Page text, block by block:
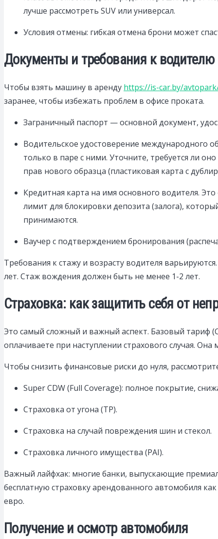
лучше рассмотреть SUV или универсал.
Условия отмены: гибкая отмена брони может
Документы и требования к водителю
Чтобы взять машину в аренду https://is-car.by/
заранее, чтобы избежать проблем в офисе проката.
Заграничный паспорт — основной документ,
Водительское удостоверение международного
только в паре с ними. Уточните, требуется ли
прав нового образца (пластиковая карта с
Кредитная карта на имя основного водителя.
лимит для блокировки депозита (залога),
принимаются.
Ваучер с подтверждением бронирования
Требования к стажу и возрасту водителя
лет. Стаж вождения должен быть не менее 1-2 лет.
Страховка: как защитить себя от
Это самый сложный и важный аспект. Базовый тариф
оплачиваете при наступлении страхового случая.
Чтобы снизить финансовые риски до нуля,
Super CDW (Full Coverage): полное покрытие,
Страховка от угона (TP).
Страховка на случай повреждения шин и стекол.
Страховка личного имущества (PAI).
Важный лайфхак: многие банки, выпускающие
бесплатную страховку арендованного автомобиля
евро.
Получение и осмотр автомобиля